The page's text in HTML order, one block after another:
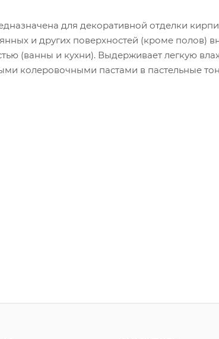
для декоративной отделки
и других поверхностей (кроме полов)
(ванны и кухни). Выдерживает легкую
колеровочными пастами в пастельные